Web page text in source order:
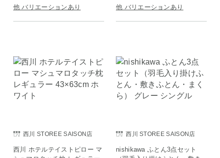
他 バリエーションあり
他 バリエーションあり
西川 STOREE SAISON店
西川 ホテルテイストピロー マ
西川 STOREE SAISON店
nishikawa ふとん3点セット